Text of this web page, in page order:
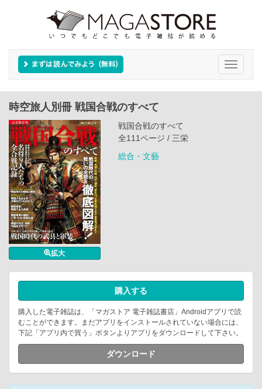
Toggle
時空旅人別冊 戦国合戦のすべて
拡大
戦国合戦のすべて
全111ページ / 三栄
総合・文藝
購入する
購入した電子雑誌は、「マガストア 電子雑誌書店」Androidアプリで読
むことができます。まだアプリをインストールされていない場合には、
下記「アプリ内で買う」ボタンよりアプリをダウンロードして下さい。
ダウンロード